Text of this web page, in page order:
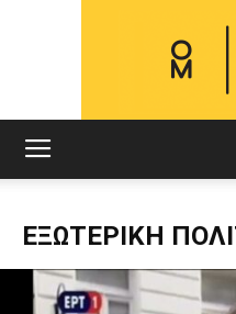
ΕΞΩΤΕΡΙΚΗ